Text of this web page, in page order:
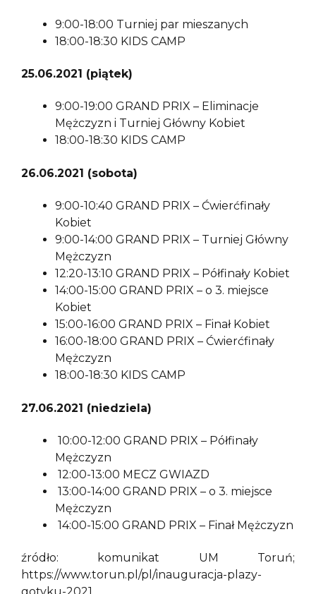
9:00-18:00 Turniej par mieszanych
18:00-18:30 KIDS CAMP
25.06.2021 (piątek)
9:00-19:00 GRAND PRIX – Eliminacje
Mężczyzn i Turniej Główny Kobiet
18:00-18:30 KIDS CAMP
26.06.2021 (sobota)
9:00-10:40 GRAND PRIX – Ćwierćfinały
Kobiet
9:00-14:00 GRAND PRIX – Turniej Główny
Mężczyzn
12:20-13:10 GRAND PRIX – Półfinały Kobiet
14:00-15:00 GRAND PRIX – o 3. miejsce
Kobiet
15:00-16:00 GRAND PRIX – Finał Kobiet
16:00-18:00 GRAND PRIX – Ćwierćfinały
Mężczyzn
18:00-18:30 KIDS CAMP
27.06.2021 (niedziela)
10:00-12:00 GRAND PRIX – Półfinały
Mężczyzn
12:00-13:00 MECZ GWIAZD
13:00-14:00 GRAND PRIX – o 3. miejsce
Mężczyzn
14:00-15:00 GRAND PRIX – Finał Mężczyzn
źródło: komunikat UM Toruń;
https://www.torun.pl/pl/inauguracja-plazy-